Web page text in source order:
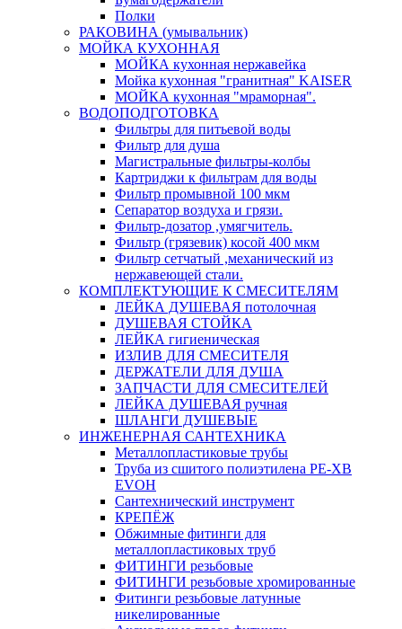
Полки
РАКОВИНА (умывальник)
МОЙКА КУХОННАЯ
МОЙКА кухонная нержавейка
Мойка кухонная "гранитная" KAISER
МОЙКА кухонная "мраморная".
ВОДОПОДГОТОВКА
Фильтры для питьевой воды
Фильтр для душа
Магистральные фильтры-колбы
Картриджи к фильтрам для воды
Фильтр промывной 100 мкм
Сепаратор воздуха и грязи.
Фильтр-дозатор ,умягчитель.
Фильтр (грязевик) косой 400 мкм
Фильтр сетчатый ,механический из
нержавеющей стали.
КОМПЛЕКТУЮЩИЕ К СМЕСИТЕЛЯМ
ЛЕЙКА ДУШЕВАЯ потолочная
ДУШЕВАЯ СТОЙКА
ЛЕЙКА гигиеническая
ИЗЛИВ ДЛЯ СМЕСИТЕЛЯ
ДЕРЖАТЕЛИ ДЛЯ ДУША
ЗАПЧАСТИ ДЛЯ СМЕСИТЕЛЕЙ
ЛЕЙКА ДУШЕВАЯ ручная
ШЛАНГИ ДУШЕВЫЕ
ИНЖЕНЕРНАЯ САНТЕХНИКА
Металлопластиковые трубы
Труба из сшитого полиэтилена PE-XB
EVOH
Сантехнический инструмент
КРЕПЁЖ
Обжимные фитинги для
металлопластиковых труб
ФИТИНГИ резьбовые
ФИТИНГИ резьбовые хромированные
Фитинги резьбовые латунные
никелированные